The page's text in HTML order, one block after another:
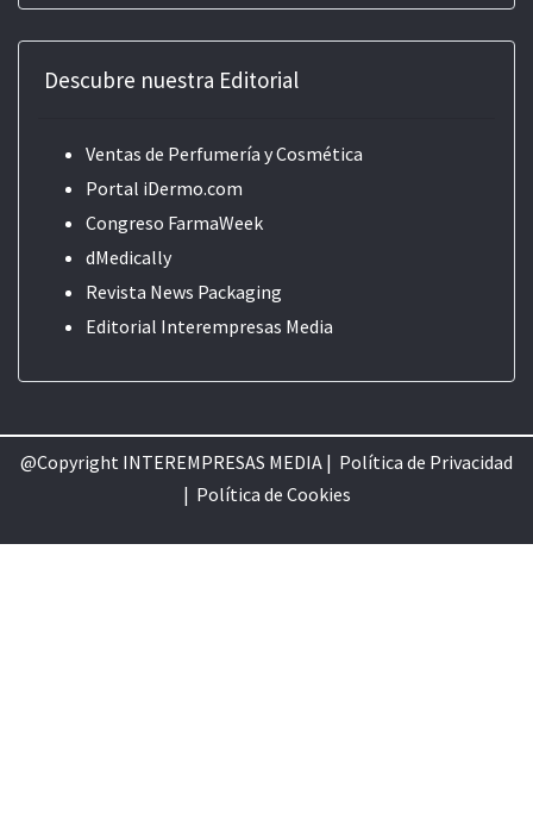
Descubre nuestra Editorial
Ventas de Perfumería y Cosmética
Portal iDermo.com
Congreso FarmaWeek
dMedically
Revista News Packaging
Editorial Interempresas Media
@Copyright INTEREMPRESAS MEDIA | Política de Privacidad
| Política de Cookies